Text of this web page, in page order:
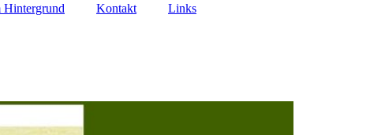
Hintergrund Kontakt Links